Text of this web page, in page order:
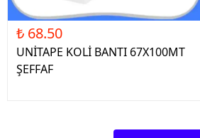
₺ 68.50
UNİTAPE KOLİ BANTI 67X100MT
ŞEFFAF